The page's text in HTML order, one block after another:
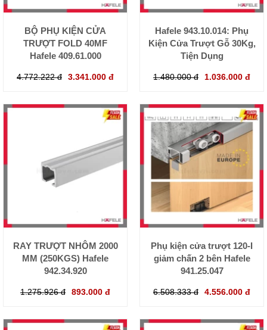
BỘ PHỤ KIỆN CỬA
TRƯỢT FOLD 40MF
Hafele 409.61.000
4.772.222 đ 3.341.000 đ
Hafele 943.10.014: Phụ
Kiện Cửa Trượt Gỗ 30Kg,
Tiện Dụng
1.480.000 đ 1.036.000 đ
RAY TRƯỢT NHÔM 2000
MM (250KGS) Hafele
942.34.920
1.275.926 đ 893.000 đ
Phụ kiện cửa trượt 120-I
giảm chấn 2 bên Hafele
941.25.047
6.508.333 đ 4.556.000 đ